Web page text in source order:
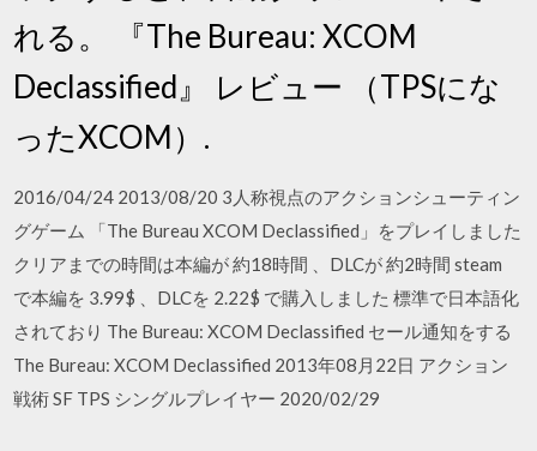
れる。 『The Bureau: XCOM
Declassified』 レビュー （TPSにな
ったXCOM）.
2016/04/24 2013/08/20 3人称視点のアクションシューティン
グゲーム 「The Bureau XCOM Declassified」をプレイしました
クリアまでの時間は本編が 約18時間 、DLCが 約2時間 steam
で本編を 3.99$ 、DLCを 2.22$ で購入しました 標準で日本語化
されており The Bureau: XCOM Declassified セール通知をする
The Bureau: XCOM Declassified 2013年08月22日 アクション
戦術 SF TPS シングルプレイヤー 2020/02/29